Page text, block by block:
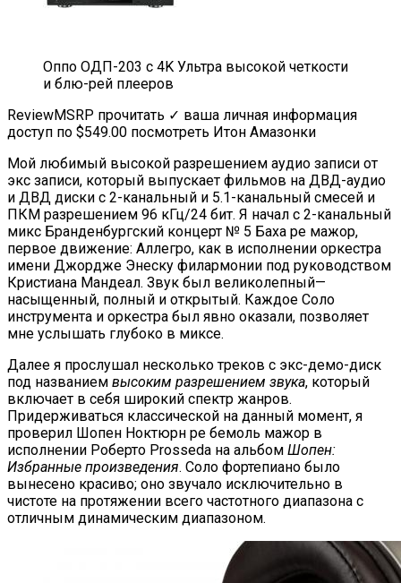
Оппо ОДП-203 с 4K Ультра высокой четкости
и блю-рей плееров
ReviewMSRP прочитать ✓ ваша личная информация
доступ по $549.00 посмотреть Итон Амазонки
Мой любимый высокой разрешением аудио записи от
экс записи, который выпускает фильмов на ДВД-аудио
и ДВД диски с 2-канальный и 5.1-канальный смесей и
ПКМ разрешением 96 кГц/24 бит. Я начал с 2-канальный
микс Бранденбургский концерт № 5 Баха ре мажор,
первое движение: Аллегро, как в исполнении оркестра
имени Джордже Энеску филармонии под руководством
Кристиана Мандеал. Звук был великолепный—
насыщенный, полный и открытый. Каждое Соло
инструмента и оркестра был явно оказали, позволяет
мне услышать глубоко в миксе.
Далее я прослушал несколько треков с экс-демо-диск
под названием высоким разрешением звука, который
включает в себя широкий спектр жанров.
Придерживаться классической на данный момент, я
проверил Шопен Ноктюрн ре бемоль мажор в
исполнении Роберто Prosseda на альбом Шопен:
Избранные произведения. Соло фортепиано было
вынесено красиво; оно звучало исключительно в
чистоте на протяжении всего частотного диапазона с
отличным динамическим диапазоном.